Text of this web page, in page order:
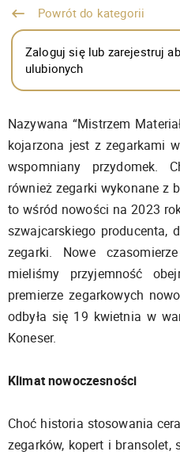
Powrót do kategorii
Zaloguj się lub zarejestruj
ulubionych
Nazywana “Mistrzem
kojarzona jest z zegarkami
wspomniany przydomek.
również zegarki wykonane z
to wśród nowości na 2023
szwajcarskiego producenta,
zegarki. Nowe
mieliśmy przyjemność
premierze zegarkowych
odbyła się 19 kwietnia w
Koneser.
Klimat nowoczesności
Choć historia stosowania
zegarków, kopert i bransolet,